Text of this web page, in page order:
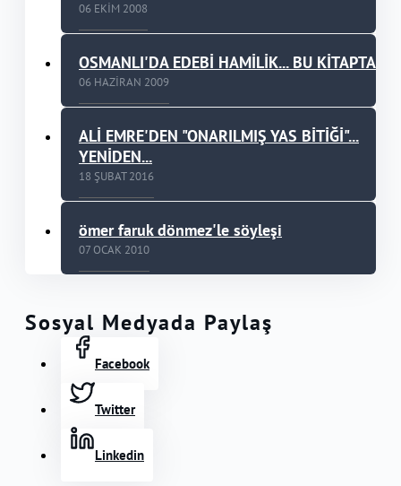
06 EKIM 2008
OSMANLI'DA EDEBİ HAMİLİK... BU KİTAPTA
06 HAZIRAN 2009
ALİ EMRE'DEN "ONARILMIŞ YAS BİTİĞİ"...
YENİDEN...
18 ŞUBAT 2016
ömer faruk dönmez'le söyleşi
07 OCAK 2010
Sosyal Medyada Paylaş
Facebook
Twitter
Linkedin